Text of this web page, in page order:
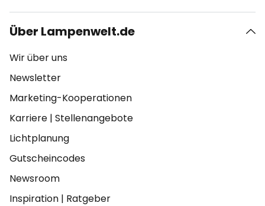
Über Lampenwelt.de
Wir über uns
Newsletter
Marketing-Kooperationen
Karriere | Stellenangebote
Lichtplanung
Gutscheincodes
Newsroom
Inspiration | Ratgeber